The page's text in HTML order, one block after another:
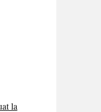
la